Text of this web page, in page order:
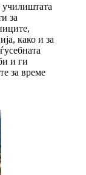
училиштата
за
како и за
и ги
за време